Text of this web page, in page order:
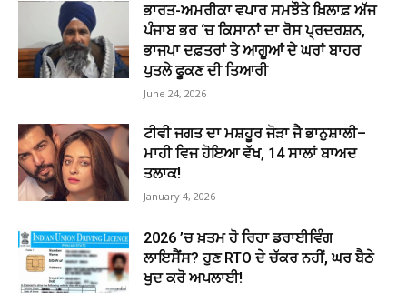
ਭਾਰਤ-ਅਮਰੀਕਾ ਵਪਾਰ ਸਮਝੌਤੇ ਖ਼ਿਲਾਫ਼ ਅੱਜ
ਪੰਜਾਬ ਭਰ ‘ਚ ਕਿਸਾਨਾਂ ਦਾ ਰੋਸ ਪ੍ਰਦਰਸ਼ਨ,
ਭਾਜਪਾ ਦਫ਼ਤਰਾਂ ਤੇ ਆਗੂਆਂ ਦੇ ਘਰਾਂ ਬਾਹਰ
ਪੁਤਲੇ ਫੂਕਣ ਦੀ ਤਿਆਰੀ
June 24, 2026
ਟੀਵੀ ਜਗਤ ਦਾ ਮਸ਼ਹੂਰ ਜੋੜਾ ਜੈ ਭਾਨੁਸ਼ਾਲੀ–
ਮਾਹੀ ਵਿਜ ਹੋਇਆ ਵੱਖ, 14 ਸਾਲਾਂ ਬਾਅਦ
ਤਲਾਕ!
January 4, 2026
2026 ’ਚ ਖ਼ਤਮ ਹੋ ਰਿਹਾ ਡਰਾਈਵਿੰਗ
ਲਾਇਸੈਂਸ? ਹੁਣ RTO ਦੇ ਚੱਕਰ ਨਹੀਂ, ਘਰ ਬੈਠੇ
ਖੁਦ ਕਰੋ ਅਪਲਾਈ!